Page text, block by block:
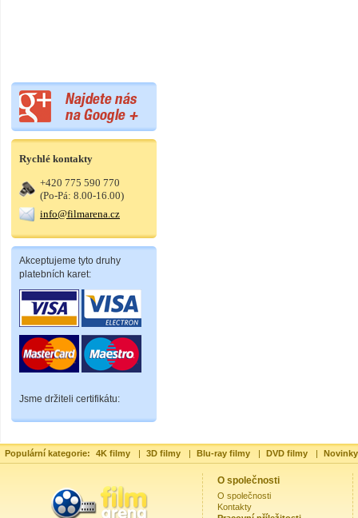
Rychlé kontakty
+420 775 590 770
(Po-Pá: 8.00-16.00)
info@filmarena.cz
Akceptujeme tyto druhy
platebních karet:
Jsme držiteli certifikátu:
Populární kategorie: 4K filmy | 3D filmy | Blu-ray filmy | DVD filmy |
O společnosti
O společnosti
Kontakty